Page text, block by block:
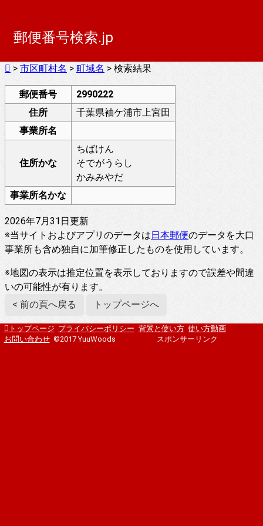
郵便番号検索.jp
> 市区町村名 > 町域名 > 検索結果
郵便番号
2990222
住所
千葉県袖ケ浦市上宮田
事業所名
住所かな
ちばけん
そでがうらし
かみみやだ
事業所名かな
2026年7月31日更新
※当サイトおよびアプリのデータは日本郵便のデータを大口
事業所も含め独自に加筆修正したものを使用しています。
※地図の表示は推定位置を表示しておりますので誤差や間違
いの可能性が有ります。
< 前の頁へ戻る
トップページへ
トップページ プライバシーポリシー 背景と使い方 使い方動画
お問い合わせ ©2017 YuuWoods スポンサーリンク